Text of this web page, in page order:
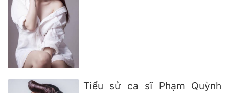
Tiểu sử ca sĩ Phạm Quỳnh